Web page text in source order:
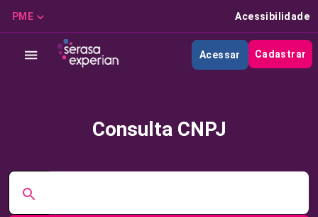
PME Acessibilidade
Acessar Cadastrar
Consulta CNPJ